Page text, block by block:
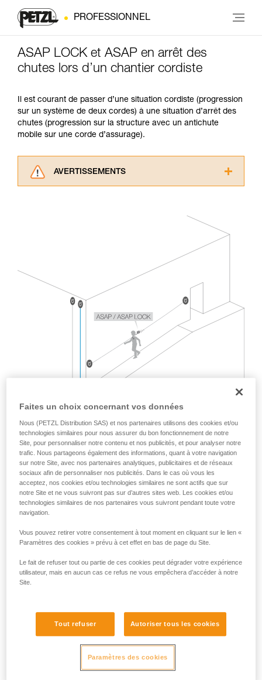
PROFESSIONNEL
ASAP LOCK et ASAP en arrêt des
chutes lors d’un chantier cordiste
Il est courant de passer d’une situation cordiste (progression
sur un système de deux cordes) à une situation d’arrêt des
chutes (progression sur la structure avec un antichute
mobile sur une corde d’assurage).
AVERTISSEMENTS
consulter. Vous devez avoir compris les
Maîtriser ces techniques nécessite une
formation et un entraînement spécifique. Validez
avec un professionnel votre capacité à refaire
la manipulation, seul, en toute sécurité, avant
de la reproduire en autonomie.
Nous donnons des exemples de techniques
liées à votre activité. Il peut en exister d’autres
que nous ne décrivons pas ici.
La norme EN 12841, qui encadre les usages cordistes avec
ASAP et ASAP LOCK peuvent être utilisés pour cet usage,
avec les mêmes configurations matérielles que celles
certifiées EN 12841 (notamment ASAP’SORBER 20, 40 ou
AXESS, cordes EN1891 type A nouées à l’ancrage), en
Faites un choix concernant vos données
Nous (PETZL Distribution SAS) et nos partenaires utilisons des cookies et/ou
technologies similaires pour nous assurer du bon fonctionnement de notre
Site, pour personnaliser notre contenu et nos publicités, et pour analyser notre
trafic. Nous partageons également des informations, quant à votre navigation
sur notre Site, avec nos partenaires analytiques, publicitaires et de réseaux
sociaux afin de personnaliser nos publicités. Dans le cas où vous les
acceptez, nos cookies et/ou technologies similaires ne sont actifs que sur
notre Site et ne vous suivront pas sur d’autres sites web. Les cookies et/ou
technologies similaires de nos partenaires vous suivront pendant toute votre
navigation.
Vous pouvez retirer votre consentement à tout moment en cliquant sur le lien «
Paramètres des cookies » prévu à cet effet en bas de page du Site.
Le fait de refuser tout ou partie de ces cookies peut dégrader votre expérience
utilisateur, mais en aucun cas ce refus ne vous empêchera d’accéder à notre
Site.
Tout refuser Autoriser tous les cookies
Paramètres des cookies